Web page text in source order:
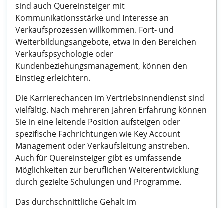
sind auch Quereinsteiger mit
Kommunikationsstärke und Interesse an
Verkaufsprozessen willkommen. Fort- und
Weiterbildungsangebote, etwa in den Bereichen
Verkaufspsychologie oder
Kundenbeziehungsmanagement, können den
Einstieg erleichtern.
Die Karrierechancen im Vertriebsinnendienst sind
vielfältig. Nach mehreren Jahren Erfahrung können
Sie in eine leitende Position aufsteigen oder
spezifische Fachrichtungen wie Key Account
Management oder Verkaufsleitung anstreben.
Auch für Quereinsteiger gibt es umfassende
Möglichkeiten zur beruflichen Weiterentwicklung
durch gezielte Schulungen und Programme.
Das durchschnittliche Gehalt im